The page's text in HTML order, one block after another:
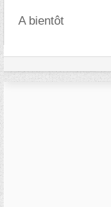
A bientôt